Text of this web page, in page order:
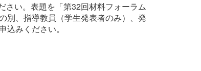
さい。表題を「第32回材料フォーラム
別、指導教員（学生発表者のみ）、発
みください。